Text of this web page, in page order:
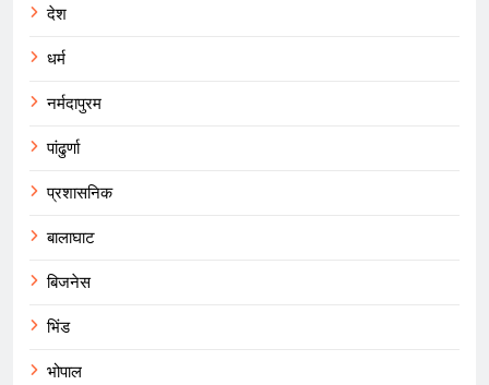
देश
धर्म
नर्मदापुरम
पांढुर्णा
प्रशासनिक
बालाघाट
बिजनेस
भिंड
भोपाल